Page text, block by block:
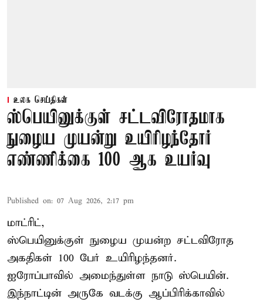
உலக செய்திகள்
ஸ்பெயினுக்குள் சட்டவிரோதமாக
நுழைய முயன்று உயிரிழந்தோர்
எண்ணிக்கை 100 ஆக உயர்வு
Published on: 07 Aug 2026, 2:17 pm
மாட்ரிட்,
ஸ்பெயினுக்குள் நுழைய முயன்ற சட்டவிரோத
அகதிகள் 100 பேர் உயிரிழந்தனர்.
ஐரோப்பாவில் அமைந்துள்ள நாடு ஸ்பெயின்.
இந்நாட்டின் அருகே வடக்கு ஆப்பிரிக்காவில்